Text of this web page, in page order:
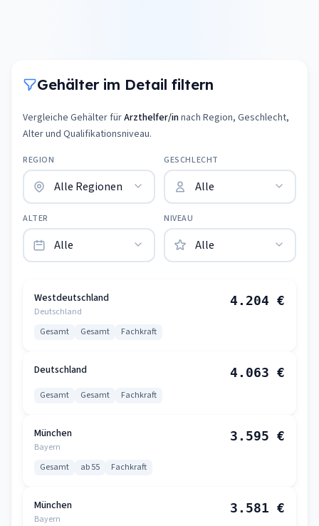
Gehälter im Detail filtern
Vergleiche Gehälter fürArzthelfer/innach Region, Geschlecht,
Alter und Qualifikationsniveau.
REGION GESCHLECHT
ALTER NIVEAU
Westdeutschland
Deutschland
4.204 €
Gesamt Gesamt Fachkraft
Deutschland 4.063 €
Gesamt Gesamt Fachkraft
München
Bayern
3.595 €
Gesamt ab 55 Fachkraft
München
Bayern
3.581 €